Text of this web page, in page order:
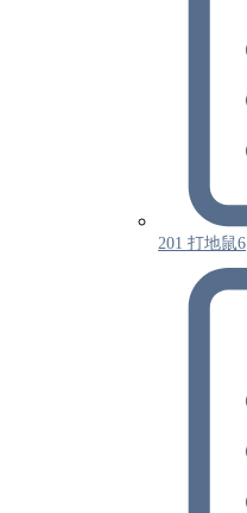
201 打地鼠6